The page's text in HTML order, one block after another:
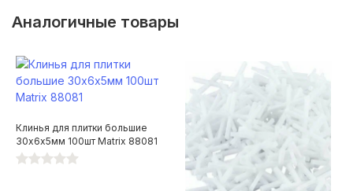
Аналогичные товары
Клинья для плитки большие
30х6х5мм 100шт Matrix 88081